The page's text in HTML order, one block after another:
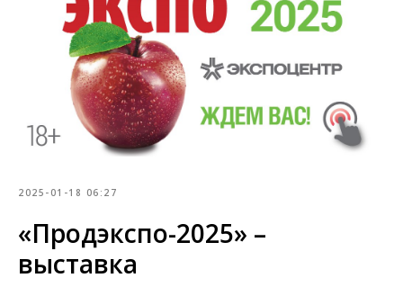
2025-01-18 06:27
«Продэкспо-2025» –
выставка